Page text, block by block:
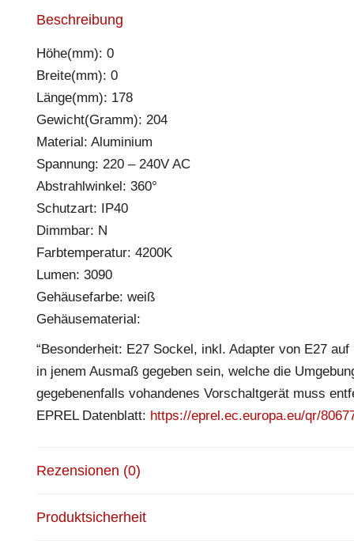
Beschreibung
Höhe(mm): 0
Breite(mm): 0
Länge(mm): 178
Gewicht(Gramm): 204
Material: Aluminium
Spannung: 220 – 240V AC
Abstrahlwinkel: 360°
Schutzart: IP40
Dimmbar: N
Farbtemperatur: 4200K
Lumen: 3090
Gehäusefarbe: weiß
Gehäusematerial:
“Besonderheit: E27 Sockel, inkl. Adapter von E27
in jenem Ausmaß gegeben sein, welche die
gegebenenfalls vohandenes Vorschaltgerät muss
EPREL Datenblatt: https://eprel.ec.europa.eu/qr/
Rezensionen (0)
Produktsicherheit